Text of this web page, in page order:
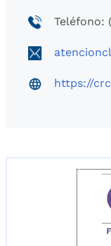
Teléfono:
https://